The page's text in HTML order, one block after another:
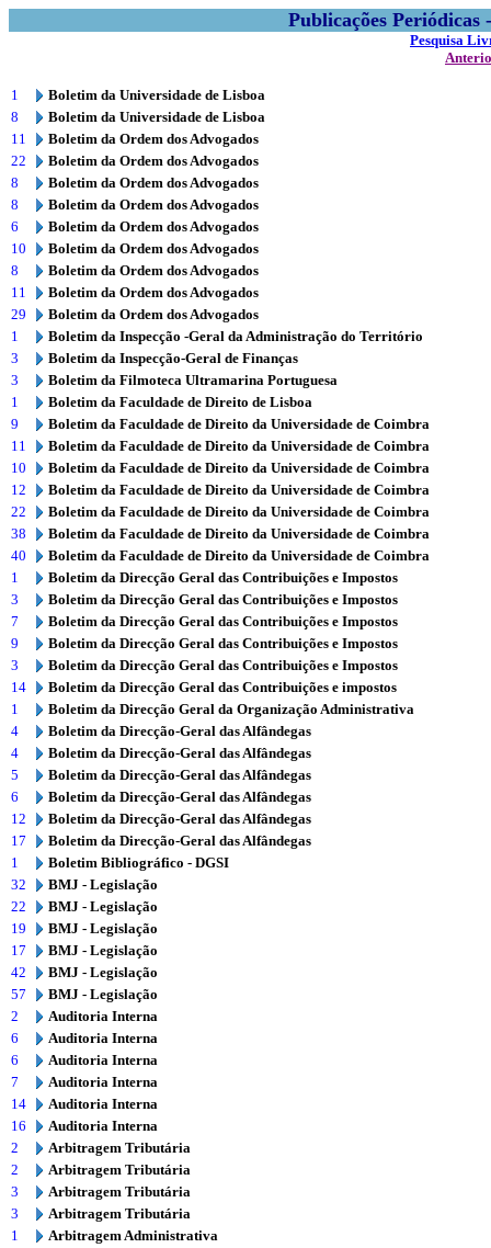
Publicações
Pesquisa
1
Boletim da Universidade de Lisboa
8
Boletim da Universidade de Lisboa
11
Boletim da Ordem dos Advogados
22
Boletim da Ordem dos Advogados
8
Boletim da Ordem dos Advogados
8
Boletim da Ordem dos Advogados
6
Boletim da Ordem dos Advogados
10
Boletim da Ordem dos Advogados
8
Boletim da Ordem dos Advogados
11
Boletim da Ordem dos Advogados
29
Boletim da Ordem dos Advogados
1
Boletim da Inspecção -Geral da Administração do Território
3
Boletim da Inspecção-Geral de Finanças
3
Boletim da Filmoteca Ultramarina Portuguesa
1
Boletim da Faculdade de Direito de Lisboa
9
Boletim da Faculdade de Direito da Universidade de Coimbra
11
Boletim da Faculdade de Direito da Universidade de Coimbra
10
Boletim da Faculdade de Direito da Universidade de Coimbra
12
Boletim da Faculdade de Direito da Universidade de Coimbra
22
Boletim da Faculdade de Direito da Universidade de Coimbra
38
Boletim da Faculdade de Direito da Universidade de Coimbra
40
Boletim da Faculdade de Direito da Universidade de Coimbra
1
Boletim da Direcção Geral das Contribuições e Impostos
3
Boletim da Direcção Geral das Contribuições e Impostos
7
Boletim da Direcção Geral das Contribuições e Impostos
9
Boletim da Direcção Geral das Contribuições e Impostos
3
Boletim da Direcção Geral das Contribuições e Impostos
14
Boletim da Direcção Geral das Contribuições e impostos
1
Boletim da Direcção Geral da Organização Administrativa
4
Boletim da Direcção-Geral das Alfândegas
4
Boletim da Direcção-Geral das Alfândegas
5
Boletim da Direcção-Geral das Alfândegas
6
Boletim da Direcção-Geral das Alfândegas
12
Boletim da Direcção-Geral das Alfândegas
17
Boletim da Direcção-Geral das Alfândegas
1
Boletim Bibliográfico - DGSI
32
BMJ - Legislação
22
BMJ - Legislação
19
BMJ - Legislação
17
BMJ - Legislação
42
BMJ - Legislação
57
BMJ - Legislação
2
Auditoria Interna
6
Auditoria Interna
6
Auditoria Interna
7
Auditoria Interna
14
Auditoria Interna
16
Auditoria Interna
2
Arbitragem Tributária
2
Arbitragem Tributária
3
Arbitragem Tributária
3
Arbitragem Tributária
1
Arbitragem Administrativa